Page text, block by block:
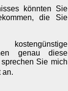
könnten Sie
die Sie
genau diese
Sie mich
an.